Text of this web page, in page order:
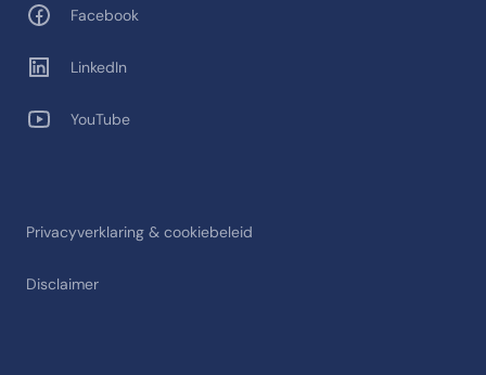
Privacyverklaring & cookiebeleid
Disclaimer
Facebook
LinkedIn
YouTube